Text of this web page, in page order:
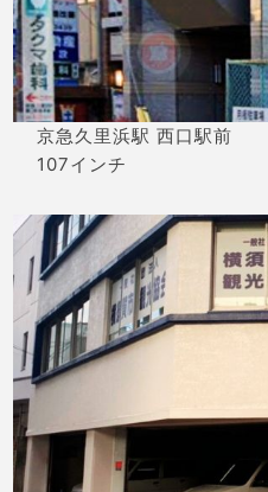
京急久里浜駅 西口駅前
107インチ